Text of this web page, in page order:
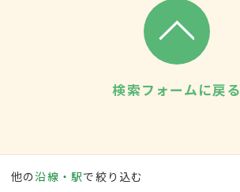
検索フォームに戻る
他の沿線・駅で絞り込む